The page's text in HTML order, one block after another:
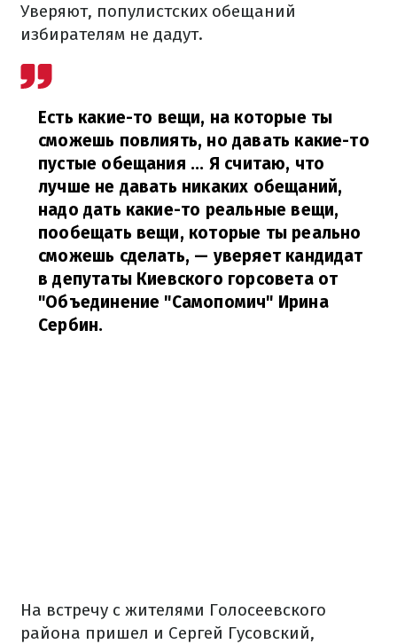
Уверяют, популистских обещаний
избирателям не дадут.
Есть какие-то вещи, на которые ты
сможешь повлиять, но давать какие-то
пустые обещания ... Я считаю, что
лучше не давать никаких обещаний,
надо дать какие-то реальные вещи,
пообещать вещи, которые ты реально
сможешь сделать, — уверяет кандидат
в депутаты Киевского горсовета от
"Объединение "Самопомич" Ирина
Сербин.
На встречу с жителями Голосеевского
района пришел и Сергей Гусовский,